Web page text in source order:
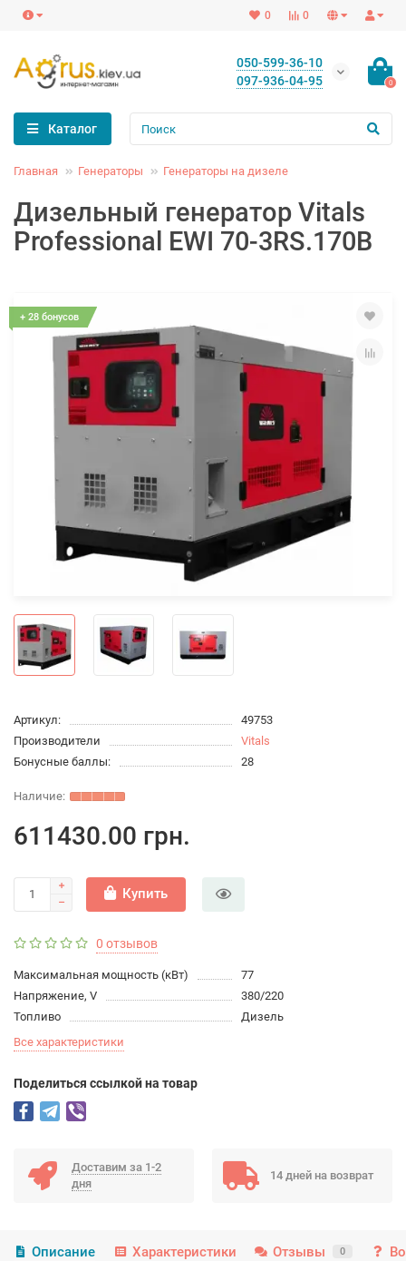
0
0
050-599-36-10
097-936-04-95
0
Каталог
Главная Генераторы Генераторы на дизеле
Дизельный генератор Vitals
Professional EWI 70-3RS.170B
+ 28 бонусов
Артикул:
49753
Производители
Vitals
Бонусные баллы:
28
611430.00 грн.
Купить
0 отзывов
Максимальная мощность (кВт)
77
Напряжение, V
380/220
Топливо
Дизель
Все характеристики
Поделиться ссылкой на товар
Доставим за 1-2
дня
14 дней на возврат
Описание Характеристики Отзывы 0